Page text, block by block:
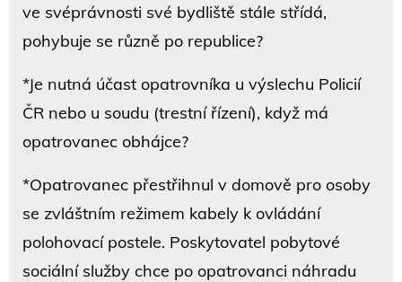
ve svéprávnosti své bydliště stále střídá,
pohybuje se různě po republice?
*Je nutná účast opatrovníka u výslechu Policií
ČR nebo u soudu (trestní řízení), když má
opatrovanec obhájce?
*Opatrovanec přestřihnul v domově pro osoby
se zvláštním režimem kabely k ovládání
polohovací postele. Poskytovatel pobytové
sociální služby chce po opatrovanci náhradu